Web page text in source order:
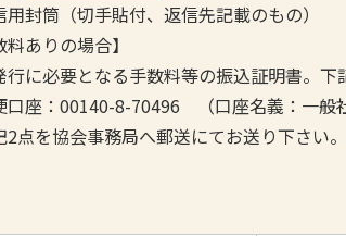
用封筒（切手貼付、返信先記載のもの）
料ありの場合】
行に必要となる手数料等の振込証明書。下
座：00140-8-70496 （口座名義：一般
点を協会事務局へ郵送にてお送り下さい